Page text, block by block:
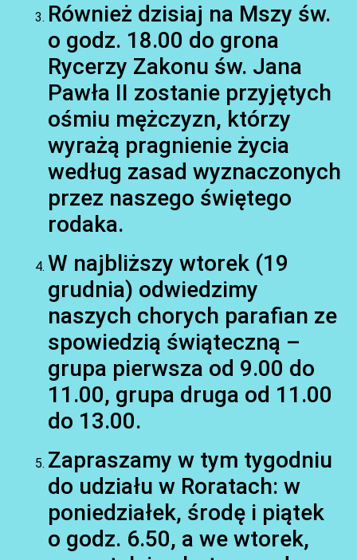
Również dzisiaj na Mszy św.
o godz. 18.00 do grona
Rycerzy Zakonu św. Jana
Pawła II zostanie przyjętych
ośmiu mężczyzn, którzy
wyrażą pragnienie życia
według zasad wyznaczonych
przez naszego świętego
rodaka.
W najbliższy wtorek (19
grudnia) odwiedzimy
naszych chorych parafian ze
spowiedzią świąteczną –
grupa pierwsza od 9.00 do
11.00, grupa druga od 11.00
do 13.00.
Zapraszamy w tym tygodniu
do udziału w Roratach: w
poniedziałek, środę i piątek
o godz. 6.50, a we wtorek,
AKTUALNOŚCI